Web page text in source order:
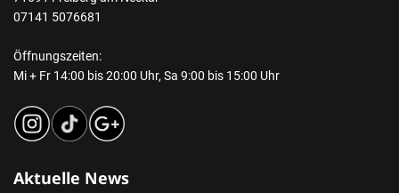
07141 5076681
Öffnungszeiten:
Mi + Fr 14:00 bis 20:00 Uhr, Sa 9:00 bis 15:00 Uhr
Aktuelle News